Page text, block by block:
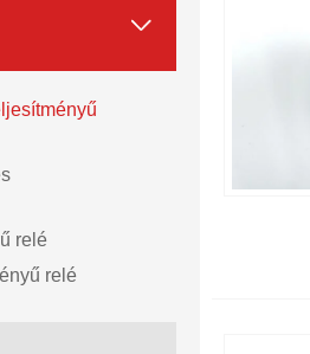

relé
relé